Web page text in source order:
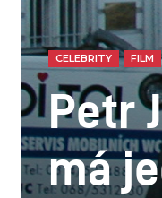
CELEBRITY FILM
Petr
má